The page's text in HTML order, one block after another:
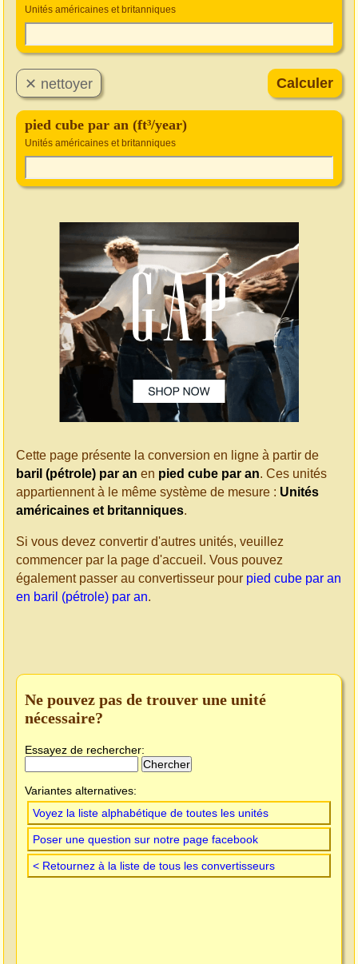
Unités américaines et britanniques
pied cube par an (ft³/year)
Unités américaines et britanniques
Cette page présente la conversion en ligne à partir de
baril (pétrole) par an en pied cube par an. Ces unités
appartiennent à le même système de mesure : Unités
américaines et britanniques.
Si vous devez convertir d'autres unités, veuillez
commencer par la page d'accueil. Vous pouvez
également passer au convertisseur pour pied cube par an
en baril (pétrole) par an.
Ne pouvez pas de trouver une unité
nécessaire?
Essayez de rechercher:
Variantes alternatives:
Voyez la liste alphabétique de toutes les unités
Poser une question sur notre page facebook
< Retournez à la liste de tous les convertisseurs